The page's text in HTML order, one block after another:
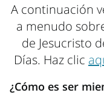
A continuación
a menudo
de Jesucristo
Días. Haz clic
¿Cómo es ser